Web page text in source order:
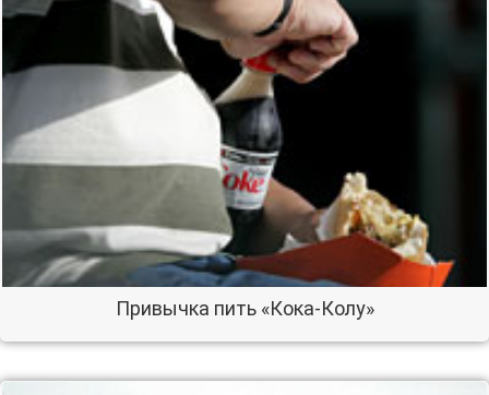
Привычка пить «Кока-Колу»